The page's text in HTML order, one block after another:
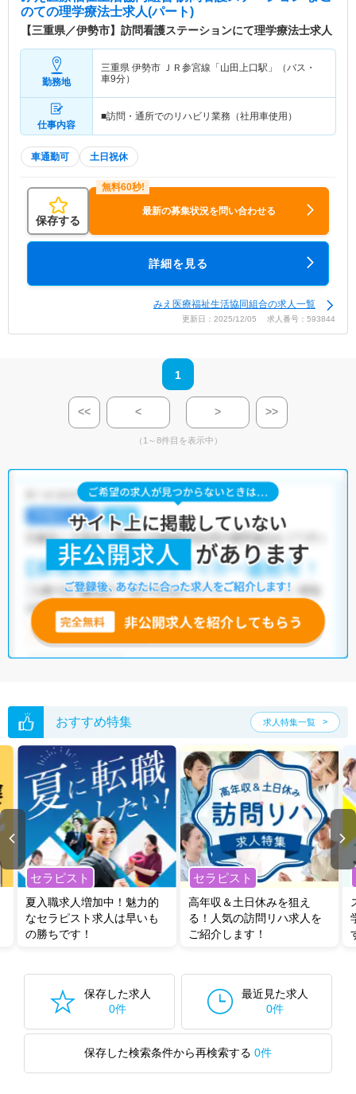
のての理学療法士求人(パート)
【三重県／伊勢市】訪問看護ステーションにて理学療法士求人
勤務地
三重県 伊勢市 ＪＲ参宮線「山田上口駅」（バス・
車9分）
仕事内容
■訪問・通所でのリハビリ業務（社用車使用）
車通勤可 土日祝休
保存する
最新の募集状況を問い合わせる
詳細を見る
みえ医療福祉生活協同組合の求人一覧
更新日：2025/12/05 求人番号：593844
1
<< < > >>
（1～8件目を表示中）
おすすめ特集 求人特集一覧
セラピスト
夏入職求人増加中！魅力的
なセラピスト求人は早いも
の勝ちです！
セラピスト
高年収＆土日休みを狙え
る！人気の訪問リハ求人を
ご紹介します！
保存した求人
0件
最近見た求人
0件
保存した検索条件から再検索する 0件